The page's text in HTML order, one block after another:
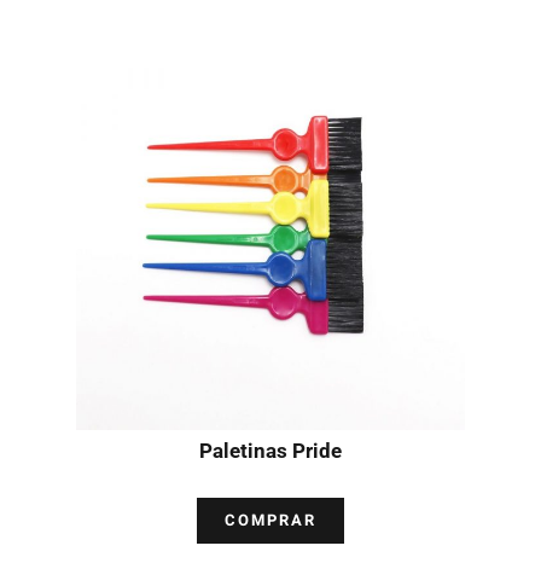
Paletinas Pride
COMPRAR